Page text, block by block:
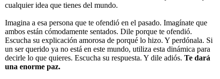
cualquier idea que tienes del mundo.
Imagina a esa persona que te ofendió en el pasado. Imagínate que
ambos están cómodamente sentados. Dile porque te ofendió.
Escucha su explicación amorosa de porqué lo hizo. Y perdónala. Si
un ser querido ya no está en este mundo, utiliza esta dinámica para
decirle lo que quieres. Escucha su respuesta. Y dile adiós. Te dará
una enorme paz.